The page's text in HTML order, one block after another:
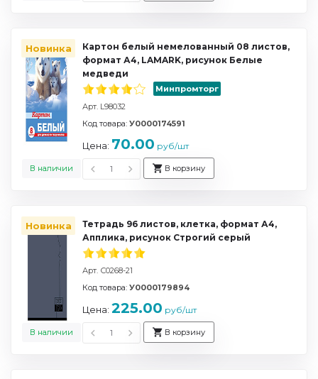
Новинка
Картон белый немелованный 08 листов,
формат А4, LAMARK, рисунок Белые
медведи
Минпромторг
Арт. L98032
В наличии
Код товара: У0000174591
Цена: 70.00 руб/шт
В корзину
Новинка
Тетрадь 96 листов, клетка, формат А4,
Апплика, рисунок Строгий серый
Арт. С0268-21
В наличии
Код товара: У0000179894
Цена: 225.00 руб/шт
В корзину